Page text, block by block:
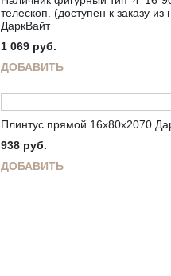
телескоп. (доступен к заказу из
ДаркВайт
1 069 руб.
ДОБАВИТЬ
Плинтус прямой 16х80х2070
938 руб.
ДОБАВИТЬ